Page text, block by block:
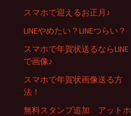
スマホで迎えるお正月♪
LINEやめたい？LINEつらい？
スマホで年賀状送るならLINE
で画像♪
スマホで年賀状画像送る方
法！
無料スタンプ追加 アットホ